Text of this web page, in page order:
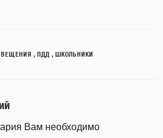
, ПДД , ШКОЛЬНИКИ
Вам необходимо